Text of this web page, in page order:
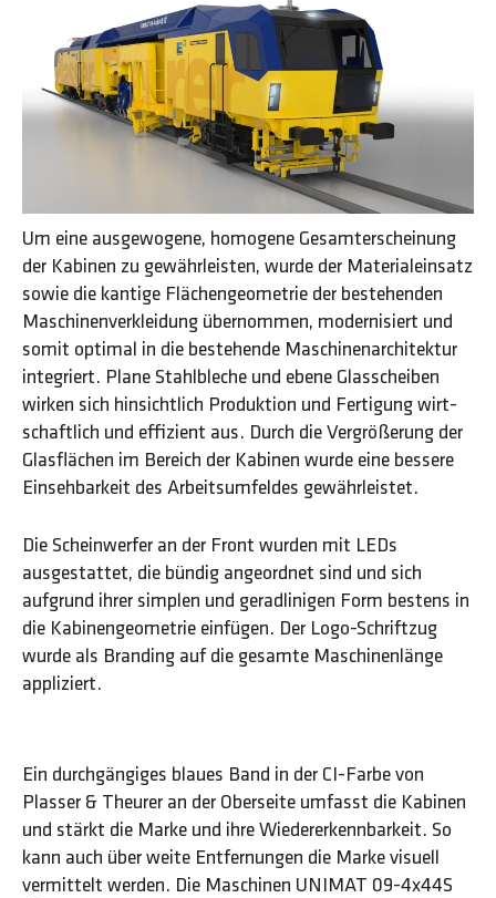
Um eine ausgewogene, homogene Gesamt­­erscheinung
der Kabinen zu gewähr­leisten, wurde der Material­­einsatz
sowie die kantige Flächen­­geometrie der bestehenden
Maschinen­verkleidung über­nommen, modernisiert und
somit optimal in die bestehende Maschinen­architektur
integriert. Plane Stahl­bleche und ebene Glas­scheiben
wirken sich hinsichtlich Produktion und Fertigung wirt­
schaftlich und effizient aus. Durch die Ver­größerung der
Glas­flächen im Bereich der Kabinen wurde eine bessere
Einseh­­barkeit des Arbeits­­umfeldes gewährleistet.
Die Schein­werfer an der Front wurden mit LEDs
ausgestattet, die bündig angeordnet sind und sich
aufgrund ihrer simplen und geradlinigen Form bestens in
die Kabinen­geometrie einfügen. Der Logo-Schriftzug
wurde als Branding auf die gesamte Maschinenlänge
appliziert.
Ein durchgängiges blaues Band in der CI-Farbe von
Plasser & Theurer an der Oberseite umfasst die Kabinen
und stärkt die Marke und ihre Wieder­erkennbarkeit. So
kann auch über weite Entfernungen die Marke visuell
vermittelt werden. Die Maschinen UNIMAT 09-4x44S